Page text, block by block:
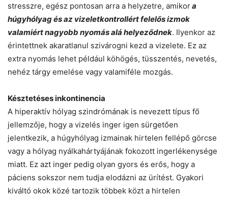
stresszre, egész pontosan arra a helyzetre, amikora
húgyhólyag és az vizeletkontrollért felelős izmok
valamiért nagyobb nyomás alá helyeződnek. Ilyenkor az
érintettnek akaratlanul szivárogni kezd a vizelete. Ez az
extra nyomás lehet például köhögés, tüsszentés, nevetés,
nehéz tárgy emelése vagy valamiféle mozgás.
Késztetéses inkontinencia
A hiperaktív hólyag szindrómának is nevezett típus fő
jellemzője, hogy a vizelés inger igen sürgetően
jelentkezik, a húgyhólyag izmainak hirtelen fellépő görcse
vagy a hólyag nyálkahártyájának fokozott ingerlékenysége
miatt. Ez azt inger pedig olyan gyors és erős, hogy a
páciens sokszor nem tudja elodázni az ürítést. Gyakori
kiváltó okok közé tartozik többek közt a hirtelen